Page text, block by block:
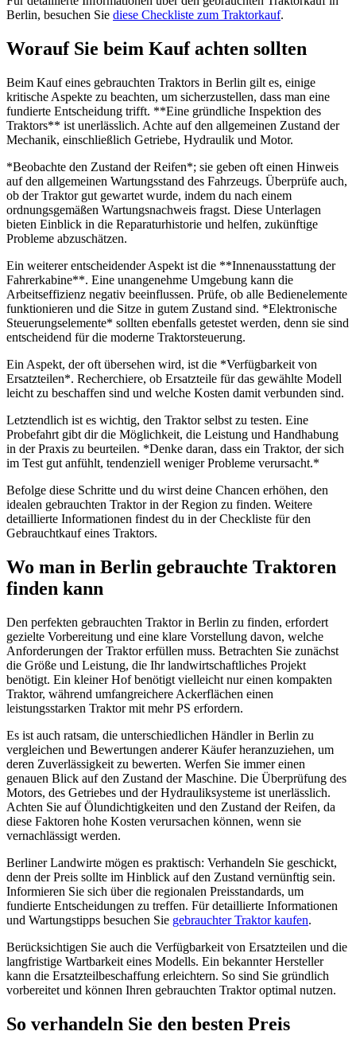
Berlin, besuchen Sie diese Checkliste zum Traktorkauf.
Worauf Sie beim Kauf achten sollten
Beim Kauf eines gebrauchten Traktors in Berlin gilt es, einige
kritische Aspekte zu beachten, um sicherzustellen, dass man eine
fundierte Entscheidung trifft. **Eine gründliche Inspektion des
Traktors** ist unerlässlich. Achte auf den allgemeinen Zustand der
Mechanik, einschließlich Getriebe, Hydraulik und Motor.
*Beobachte den Zustand der Reifen*; sie geben oft einen Hinweis
auf den allgemeinen Wartungsstand des Fahrzeugs. Überprüfe auch,
ob der Traktor gut gewartet wurde, indem du nach einem
ordnungsgemäßen Wartungsnachweis fragst. Diese Unterlagen
bieten Einblick in die Reparaturhistorie und helfen, zukünftige
Probleme abzuschätzen.
Ein weiterer entscheidender Aspekt ist die **Innenausstattung der
Fahrerkabine**. Eine unangenehme Umgebung kann die
Arbeitseffizienz negativ beeinflussen. Prüfe, ob alle Bedienelemente
funktionieren und die Sitze in gutem Zustand sind. *Elektronische
Steuerungselemente* sollten ebenfalls getestet werden, denn sie sind
entscheidend für die moderne Traktorsteuerung.
Ein Aspekt, der oft übersehen wird, ist die *Verfügbarkeit von
Ersatzteilen*. Recherchiere, ob Ersatzteile für das gewählte Modell
leicht zu beschaffen sind und welche Kosten damit verbunden sind.
Letztendlich ist es wichtig, den Traktor selbst zu testen. Eine
Probefahrt gibt dir die Möglichkeit, die Leistung und Handhabung
in der Praxis zu beurteilen. *Denke daran, dass ein Traktor, der sich
im Test gut anfühlt, tendenziell weniger Probleme verursacht.*
Befolge diese Schritte und du wirst deine Chancen erhöhen, den
idealen gebrauchten Traktor in der Region zu finden. Weitere
detaillierte Informationen findest du in der Checkliste für den
Gebrauchtkauf eines Traktors.
Wo man in Berlin gebrauchte Traktoren
finden kann
Den perfekten gebrauchten Traktor in Berlin zu finden, erfordert
gezielte Vorbereitung und eine klare Vorstellung davon, welche
Anforderungen der Traktor erfüllen muss. Betrachten Sie zunächst
die Größe und Leistung, die Ihr landwirtschaftliches Projekt
benötigt. Ein kleiner Hof benötigt vielleicht nur einen kompakten
Traktor, während umfangreichere Ackerflächen einen
leistungsstarken Traktor mit mehr PS erfordern.
Es ist auch ratsam, die unterschiedlichen Händler in Berlin zu
vergleichen und Bewertungen anderer Käufer heranzuziehen, um
deren Zuverlässigkeit zu bewerten. Werfen Sie immer einen
genauen Blick auf den Zustand der Maschine. Die Überprüfung des
Motors, des Getriebes und der Hydrauliksysteme ist unerlässlich.
Achten Sie auf Ölundichtigkeiten und den Zustand der Reifen, da
diese Faktoren hohe Kosten verursachen können, wenn sie
vernachlässigt werden.
Berliner Landwirte mögen es praktisch: Verhandeln Sie geschickt,
denn der Preis sollte im Hinblick auf den Zustand vernünftig sein.
Informieren Sie sich über die regionalen Preisstandards, um
fundierte Entscheidungen zu treffen. Für detaillierte Informationen
und Wartungstipps besuchen Sie gebrauchter Traktor kaufen.
Berücksichtigen Sie auch die Verfügbarkeit von Ersatzteilen und die
langfristige Wartbarkeit eines Modells. Ein bekannter Hersteller
kann die Ersatzteilbeschaffung erleichtern. So sind Sie gründlich
vorbereitet und können Ihren gebrauchten Traktor optimal nutzen.
So verhandeln Sie den besten Preis